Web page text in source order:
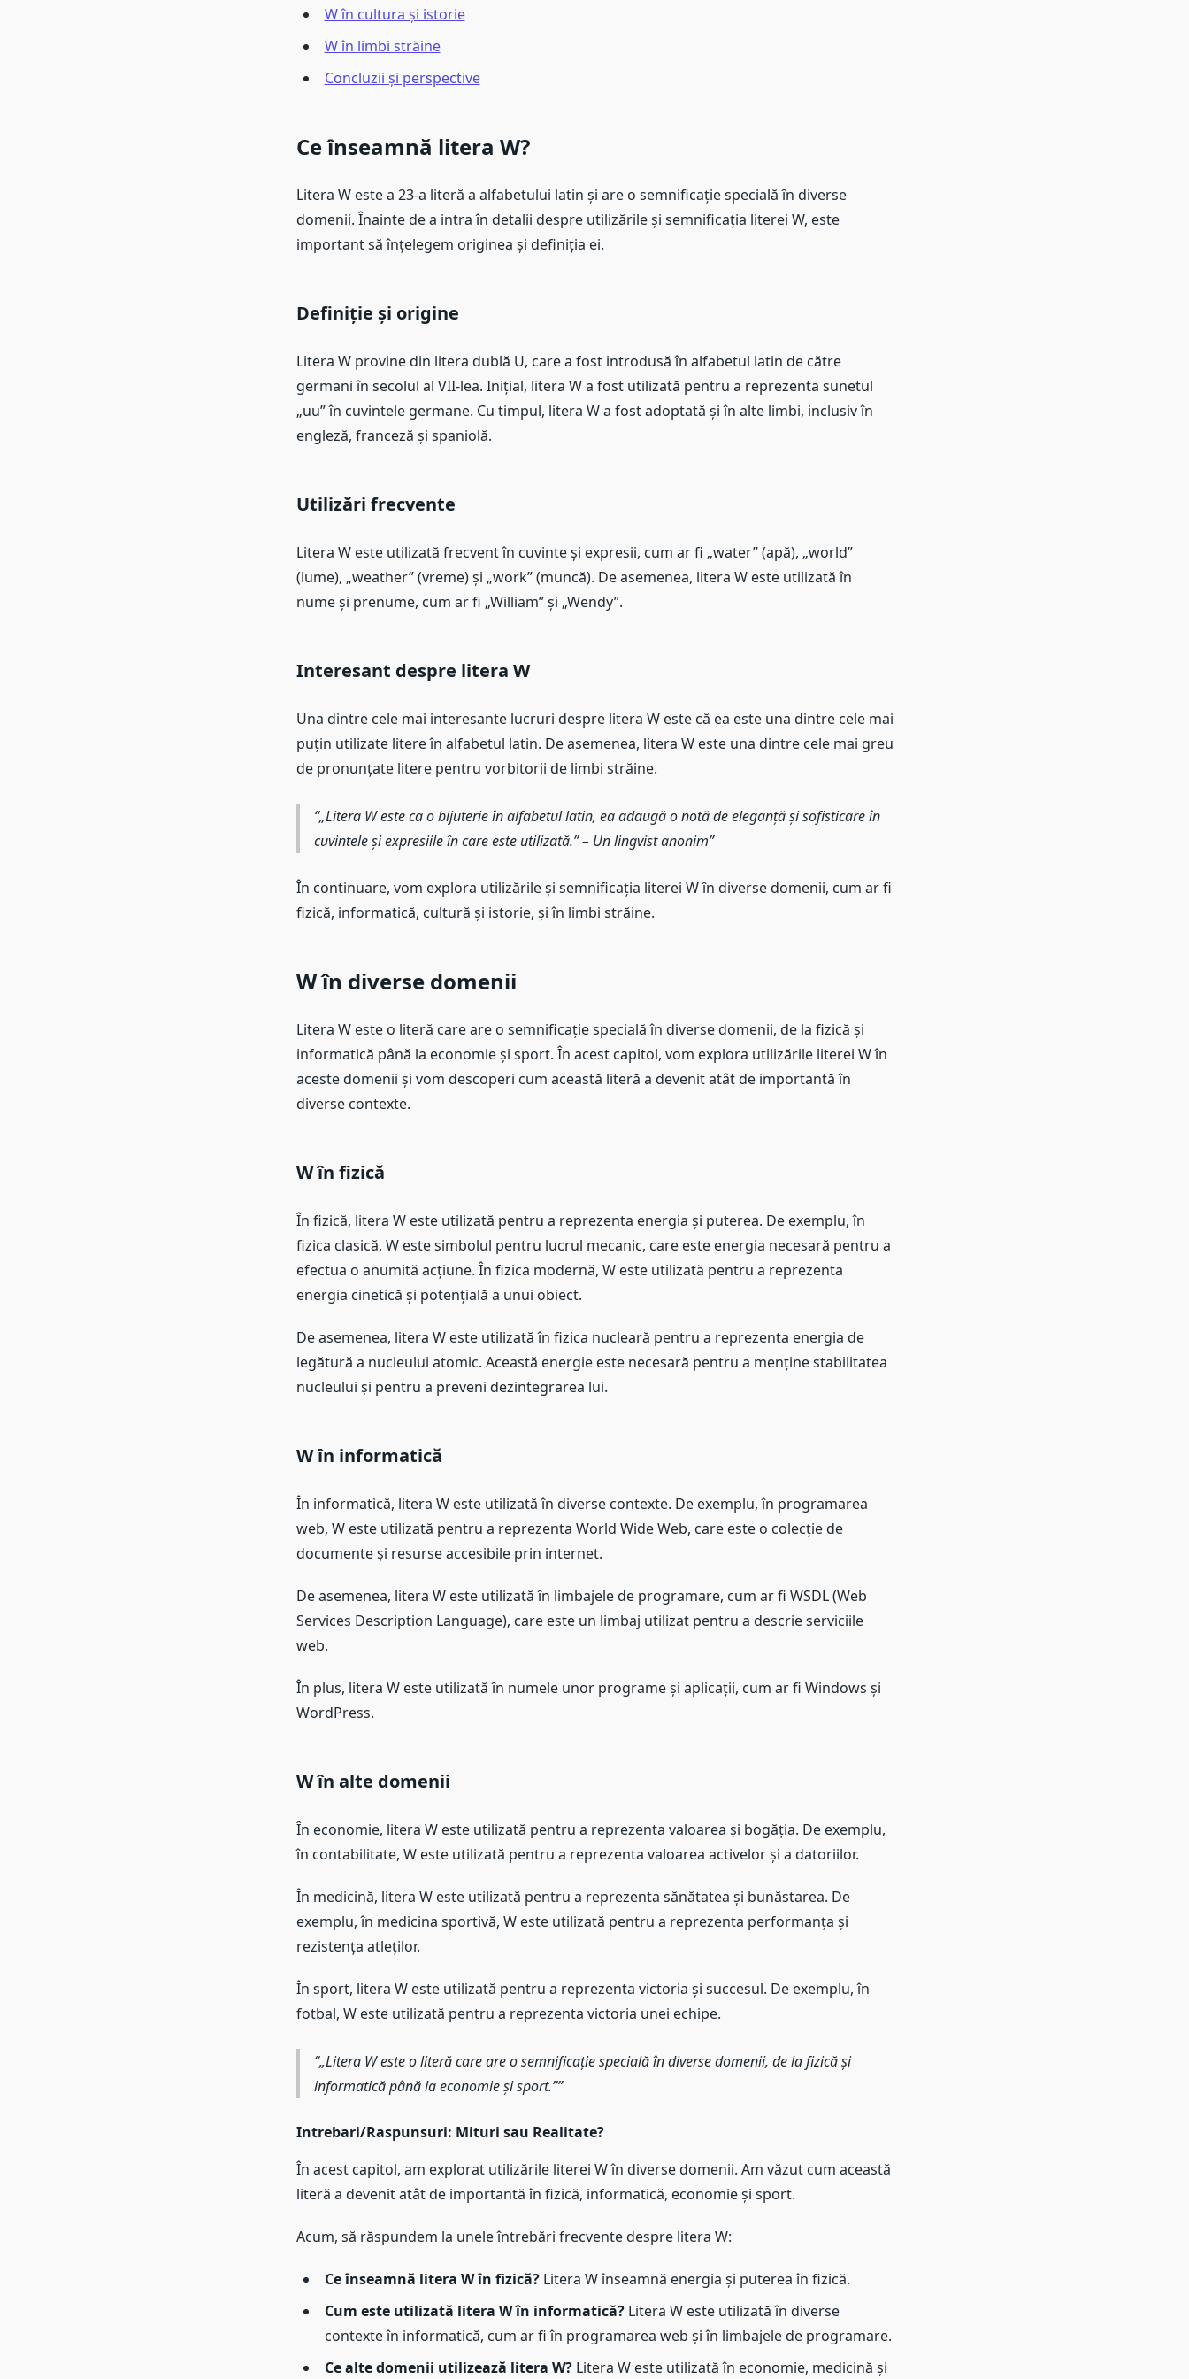
W în cultura și istorie
W în limbi străine
Concluzii și perspective
Ce înseamnă litera W?
Litera W este a 23-a literă a alfabetului latin și are o semnificație specială în diverse
domenii. Înainte de a intra în detalii despre utilizările și semnificația literei W, este
important să înțelegem originea și definiția ei.
Definiție și origine
Litera W provine din litera dublă U, care a fost introdusă în alfabetul latin de către
germani în secolul al VII-lea. Inițial, litera W a fost utilizată pentru a reprezenta sunetul
„uu” în cuvintele germane. Cu timpul, litera W a fost adoptată și în alte limbi, inclusiv în
engleză, franceză și spaniolă.
Utilizări frecvente
Litera W este utilizată frecvent în cuvinte și expresii, cum ar fi „water” (apă), „world”
(lume), „weather” (vreme) și „work” (muncă). De asemenea, litera W este utilizată în
nume și prenume, cum ar fi „William” și „Wendy”.
Interesant despre litera W
Una dintre cele mai interesante lucruri despre litera W este că ea este una dintre cele mai
puțin utilizate litere în alfabetul latin. De asemenea, litera W este una dintre cele mai greu
de pronunțate litere pentru vorbitorii de limbi străine.
„Litera W este ca o bijuterie în alfabetul latin, ea adaugă o notă de eleganță și sofisticare în
cuvintele și expresiile în care este utilizată.” – Un lingvist anonim
În continuare, vom explora utilizările și semnificația literei W în diverse domenii, cum ar fi
fizică, informatică, cultură și istorie, și în limbi străine.
W în diverse domenii
Litera W este o literă care are o semnificație specială în diverse domenii, de la fizică și
informatică până la economie și sport. În acest capitol, vom explora utilizările literei W în
aceste domenii și vom descoperi cum această literă a devenit atât de importantă în
diverse contexte.
W în fizică
În fizică, litera W este utilizată pentru a reprezenta energia și puterea. De exemplu, în
fizica clasică, W este simbolul pentru lucrul mecanic, care este energia necesară pentru a
efectua o anumită acțiune. În fizica modernă, W este utilizată pentru a reprezenta
energia cinetică și potențială a unui obiect.
De asemenea, litera W este utilizată în fizica nucleară pentru a reprezenta energia de
legătură a nucleului atomic. Această energie este necesară pentru a menține stabilitatea
nucleului și pentru a preveni dezintegrarea lui.
W în informatică
În informatică, litera W este utilizată în diverse contexte. De exemplu, în programarea
web, W este utilizată pentru a reprezenta World Wide Web, care este o colecție de
documente și resurse accesibile prin internet.
De asemenea, litera W este utilizată în limbajele de programare, cum ar fi WSDL (Web
Services Description Language), care este un limbaj utilizat pentru a descrie serviciile
web.
În plus, litera W este utilizată în numele unor programe și aplicații, cum ar fi Windows și
WordPress.
W în alte domenii
În economie, litera W este utilizată pentru a reprezenta valoarea și bogăția. De exemplu,
în contabilitate, W este utilizată pentru a reprezenta valoarea activelor și a datoriilor.
În medicină, litera W este utilizată pentru a reprezenta sănătatea și bunăstarea. De
exemplu, în medicina sportivă, W este utilizată pentru a reprezenta performanța și
rezistența atleților.
În sport, litera W este utilizată pentru a reprezenta victoria și succesul. De exemplu, în
fotbal, W este utilizată pentru a reprezenta victoria unei echipe.
„Litera W este o literă care are o semnificație specială în diverse domenii, de la fizică și
informatică până la economie și sport.”
Intrebari/Raspunsuri: Mituri sau Realitate?
În acest capitol, am explorat utilizările literei W în diverse domenii. Am văzut cum această
literă a devenit atât de importantă în fizică, informatică, economie și sport.
Acum, să răspundem la unele întrebări frecvente despre litera W:
Ce înseamnă litera W în fizică?Litera W înseamnă energia și puterea în fizică.
Cum este utilizată litera W în informatică?Litera W este utilizată în diverse
contexte în informatică, cum ar fi în programarea web și în limbajele de programare.
Ce alte domenii utilizează litera W?Litera W este utilizată în economie, medicină și